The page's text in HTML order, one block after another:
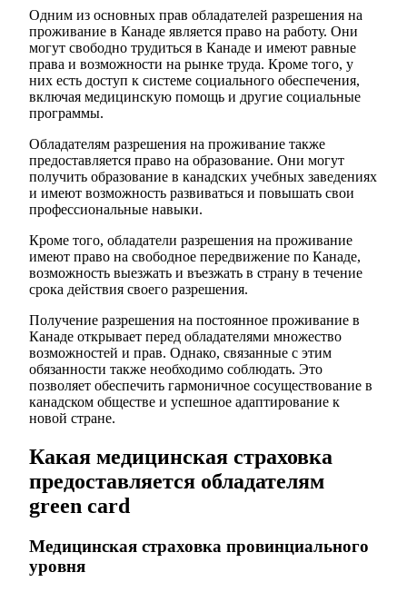
Одним из основных прав обладателей разрешения на
проживание в Канаде является право на работу. Они
могут свободно трудиться в Канаде и имеют равные
права и возможности на рынке труда. Кроме того, у
них есть доступ к системе социального обеспечения,
включая медицинскую помощь и другие социальные
программы.
Обладателям разрешения на проживание также
предоставляется право на образование. Они могут
получить образование в канадских учебных заведениях
и имеют возможность развиваться и повышать свои
профессиональные навыки.
Кроме того, обладатели разрешения на проживание
имеют право на свободное передвижение по Канаде,
возможность выезжать и въезжать в страну в течение
срока действия своего разрешения.
Получение разрешения на постоянное проживание в
Канаде открывает перед обладателями множество
возможностей и прав. Однако, связанные с этим
обязанности также необходимо соблюдать. Это
позволяет обеспечить гармоничное сосуществование в
канадском обществе и успешное адаптирование к
новой стране.
Какая медицинская страховка
предоставляется обладателям
green card
Медицинская страховка провинциального
уровня